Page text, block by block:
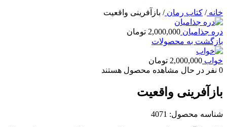
خانه/ کتاب رمان/ بازآفرینی واقعیت
دره جذامیان 2,000,000 تومان
بازگشت به محصولات
خواب 2,000,000 تومان
0 نفر در حال مشاهده محصول هستند
بازآفرینی واقعیت
شناسه محصول: 4071